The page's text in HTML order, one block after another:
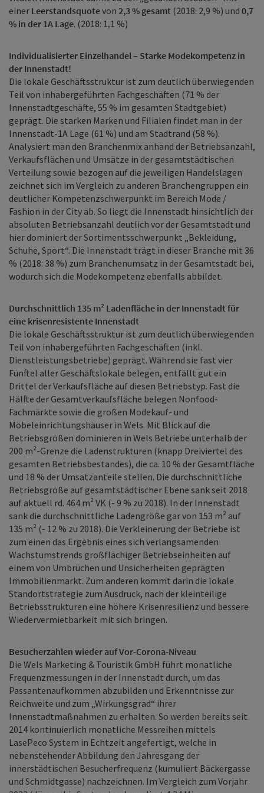
einer Leerstandsquotevon 2,3 % gesamt (2018: 2,9 %) und 0,7
% in der 1A Lage. (2018: 1,1 %)
Individualisierter Einzelhandel – Starke Modekompetenz in
der Innenstadt!
Die lokale Geschäftsstruktur ist zum deutlich überwiegenden
Teil von inhabergeführten Fachgeschäften (71 % der
Innenstadtgeschäfte, 55 % im gesamten Stadtgebiet)
geprägt. Die starken Marken und Filialen findet man in der
Innenstadt-1A Lage (61 %) und am Stadtrand (58 %).
Analysiert man den Branchenmix anhand der Betriebsanzahl,
Verkaufsflächen und Umsätze in der gesamtstädtischen
Verteilung sowie bezogen auf die jeweiligen Handelslagen
zeichnet sich im Vergleich zu anderen Branchengruppen ein
deutlicher Kompetenzschwerpunkt im Bereich Mode /
Fashion in der City ab. So liegt die Innenstadt hinsichtlich der
absoluten Betriebsanzahl deutlich vor der Gesamtstadt und
hier dominiert der Sortimentsschwerpunkt „Bekleidung,
Schuhe, Sport“. Die Innenstadt trägt in dieser Branche mit 36
% (2018: 38 %) zum Branchenumsatz in der Gesamtstadt bei,
wodurch sich die Modekompetenz ebenfalls abbildet.
Durchschnittlich 135 m² Ladenfläche in der Innenstadt für
eine krisenresistente Innenstadt
Die lokale Geschäftsstruktur ist zum deutlich überwiegenden
Teil von inhabergeführten Fachgeschäften (inkl.
Dienstleistungsbetriebe) geprägt. Während sie fast vier
Fünftel aller Geschäftslokale belegen, entfällt gut ein
Drittel der Verkaufsfläche auf diesen Betriebstyp. Fast die
Hälfte der Gesamtverkaufsfläche belegen Nonfood-
Fachmärkte sowie die großen Modekauf- und
Möbeleinrichtungshäuser in Wels. Mit Blick auf die
Betriebsgrößen dominieren in Wels Betriebe unterhalb der
200 m²-Grenze die Ladenstrukturen (knapp Dreiviertel des
gesamten Betriebsbestandes), die ca. 10 % der Gesamtfläche
und 18 % der Umsatzanteile stellen. Die durchschnittliche
Betriebsgröße auf gesamtstädtischer Ebene sank seit 2018
auf aktuell rd. 464 m² VK (- 9 % zu 2018). In der Innenstadt
sank die durchschnittliche Ladengröße gar von 153 m² auf
135 m² (- 12 % zu 2018). Die Verkleinerung der Betriebe ist
zum einen das Ergebnis eines sich verlangsamenden
Wachstumstrends großflächiger Betriebseinheiten auf
einem von Umbrüchen und Unsicherheiten geprägten
Immobilienmarkt. Zum anderen kommt darin die lokale
Standortstrategie zum Ausdruck, nach der kleinteilige
Betriebsstrukturen eine höhere Krisenresilienz und bessere
Wiedervermietbarkeit mit sich bringen.
Besucherzahlen wieder auf Vor-Corona-Niveau
Die Wels Marketing & Touristik GmbH führt monatliche
Frequenzmessungen in der Innenstadt durch, um das
Passantenaufkommen abzubilden und Erkenntnisse zur
Reichweite und zum „Wirkungsgrad“ ihrer
Innenstadtmaßnahmen zu erhalten. So werden bereits seit
2014 kontinuierlich monatliche Messreihen mittels
LasePeco System in Echtzeit angefertigt, welche in
nebenstehender Abbildung den Jahresgang der
innerstädtischen Besucherfrequenz (kumuliert Bäckergasse
und Schmidtgasse) nachzeichnen. Im Vergleich zum Vorjahr